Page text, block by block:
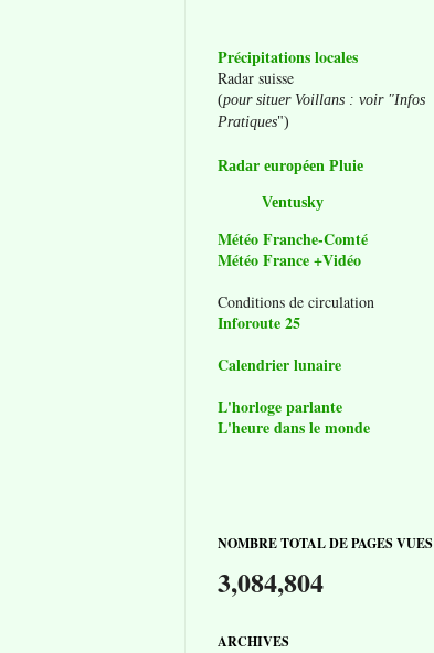
Précipitations locales
Radar suisse
(pour situer Voillans : voir "Infos
Pratiques")
Radar européen Pluie
Ventusky
Météo Franche-Comté
Météo France +Vidéo
Conditions de circulation
Inforoute 25
Calendrier lunaire
L'horloge parlante
L'heure dans le monde
NOMBRE TOTAL DE PAGES VUES
3,084,804
ARCHIVES